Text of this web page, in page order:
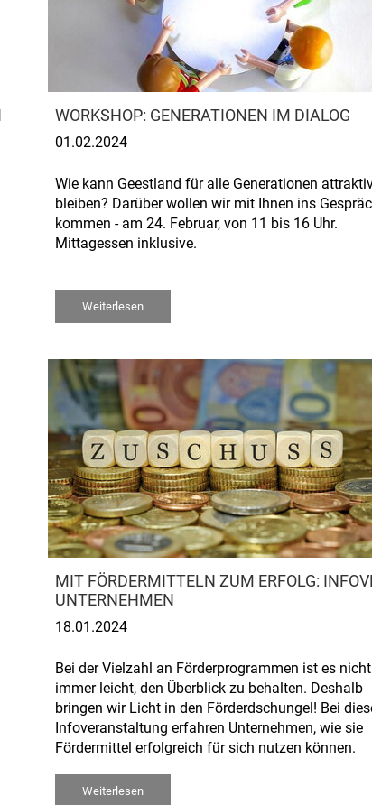
WORKSHOP: GENERATIONEN IM DIALOG
01.02.2024
Wie kann Geestland für alle Generationen
bleiben? Darüber wollen wir mit Ihnen ins
kommen - am 24. Februar, von 11 bis 16 Uhr.
Mittagessen inklusive.
Weiterlesen
MIT FÖRDERMITTELN ZUM ERFOLG:
UNTERNEHMEN
18.01.2024
Bei der Vielzahl an Förderprogrammen ist es nicht
immer leicht, den Überblick zu behalten. Deshalb
bringen wir Licht in den Förderdschungel! Bei
Infoveranstaltung erfahren Unternehmen, wie sie
Fördermittel erfolgreich für sich nutzen können.
Weiterlesen